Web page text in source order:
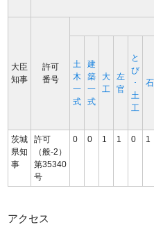
大臣
知事
許可
番号
土
木
一
式
建
築
一
式
大
工
左
官
と
び
･
土
工
石
茨城
県知
事
許可
（般-2）
第35340
号
0 0 1 1 0 1
アクセス